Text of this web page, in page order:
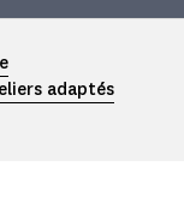
adaptés